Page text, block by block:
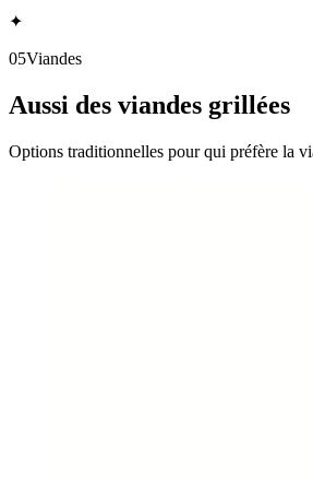
✦
05Viandes
Aussi des viandes grillées
Options traditionnelles pour qui préfère la